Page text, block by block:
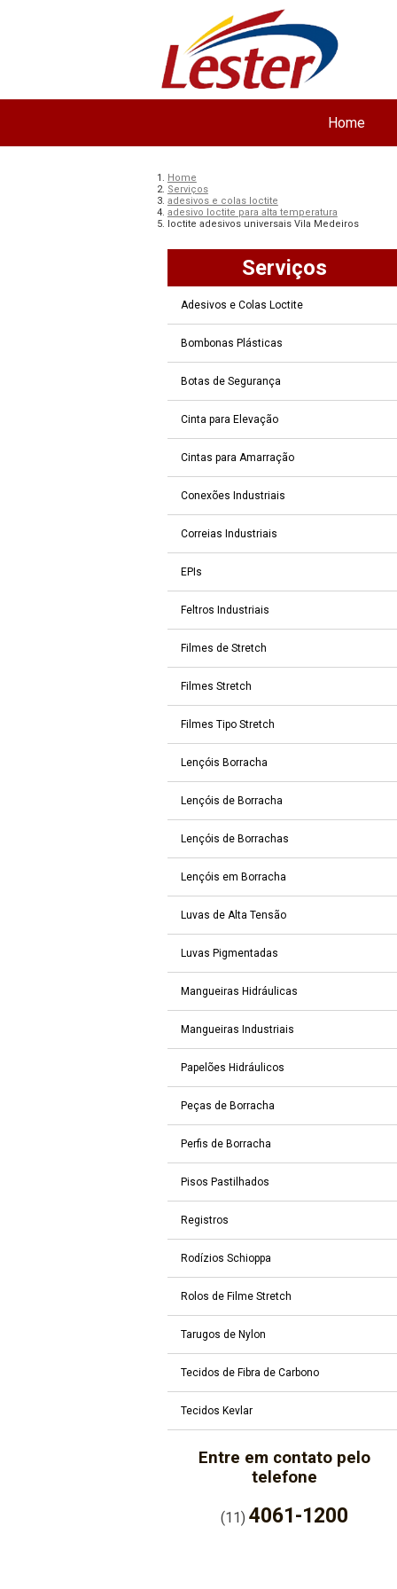
Home
Home
Serviços
adesivos e colas loctite
adesivo loctite para alta temperatura
loctite adesivos universais Vila Medeiros
Serviços
Adesivos e Colas Loctite
Bombonas Plásticas
Botas de Segurança
Cinta para Elevação
Cintas para Amarração
Conexões Industriais
Correias Industriais
EPIs
Feltros Industriais
Filmes de Stretch
Filmes Stretch
Filmes Tipo Stretch
Lençóis Borracha
Lençóis de Borracha
Lençóis de Borrachas
Lençóis em Borracha
Luvas de Alta Tensão
Luvas Pigmentadas
Mangueiras Hidráulicas
Mangueiras Industriais
Papelões Hidráulicos
Peças de Borracha
Perfis de Borracha
Pisos Pastilhados
Registros
Rodízios Schioppa
Rolos de Filme Stretch
Tarugos de Nylon
Tecidos de Fibra de Carbono
Tecidos Kevlar
Entre em contato pelo
telefone
(11)4061-1200